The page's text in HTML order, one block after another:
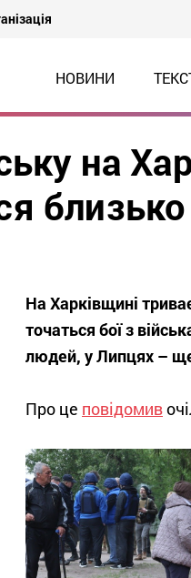
НОВИНИ
на
На Харківщині
точаться бої з
людей, у Липцях –
Про це повідомив